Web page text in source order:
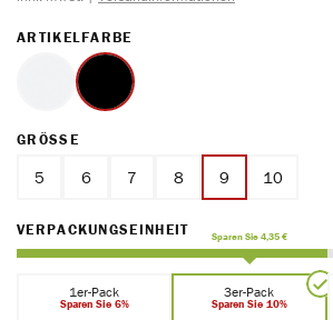
ARTIKELFARBE
weiss schwarz
GRÖSSE AUSWÄHLEN
5 6 7 8 9 10
VERPACKUNGSEINHEITAUSWÄHLEN
Sparen Sie 4,35 €
1er-Pack
Sparen Sie 6%
3er-Pack
Sparen Sie 10%